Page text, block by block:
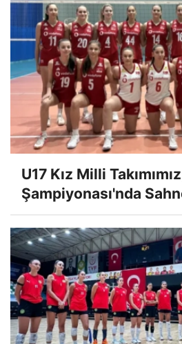
U17 Kız Milli
Şampiyonası'nda